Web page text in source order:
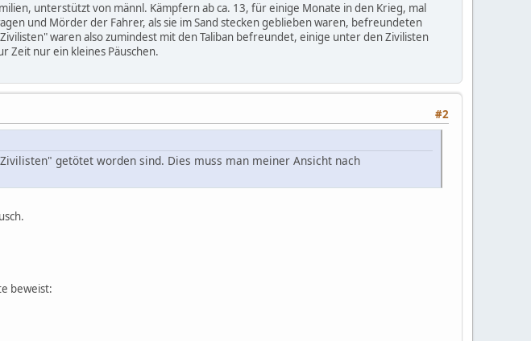
unterstützt von männl. Kämpfern ab ca. 13, für einige Monate in den Krieg, mal
und Mörder der Fahrer, als sie im Sand stecken geblieben waren, befreundeten
waren also zumindest mit den Taliban befreundet, einige unter den Zivilisten
Zeit nur ein kleines Päuschen.
#2
getötet worden sind. Dies muss man meiner Ansicht nach
beweist: